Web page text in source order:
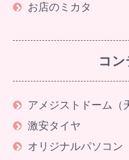
お店のミカタ
コ
アメジストドーム（
激安タイヤ
オリジナルパソコン